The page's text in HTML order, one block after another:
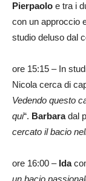
Pierpaolo e tra i
con un approccio
studio deluso dal
ore 15:15 – In
Nicola cerca di
Vedendo questo
qui“. Barbaradal
cercato il bacio
ore 16:00 – Ida